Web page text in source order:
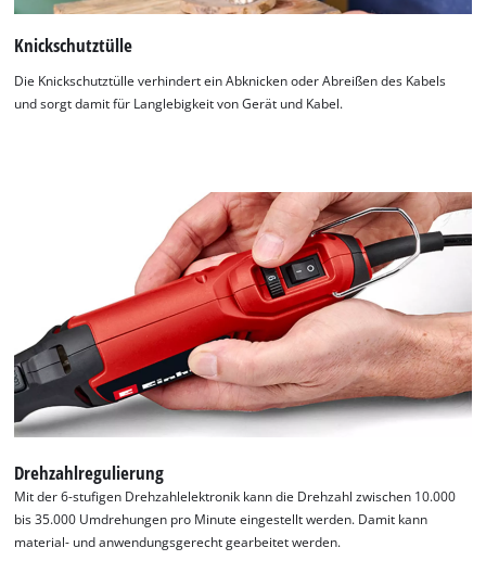
Knickschutztülle
Die Knickschutztülle verhindert ein Abknicken oder Abreißen des Kabels
und sorgt damit für Langlebigkeit von Gerät und Kabel.
Drehzahlregulierung
Mit der 6-stufigen Drehzahlelektronik kann die Drehzahl zwischen 10.000
bis 35.000 Umdrehungen pro Minute eingestellt werden. Damit kann
material- und anwendungsgerecht gearbeitet werden.